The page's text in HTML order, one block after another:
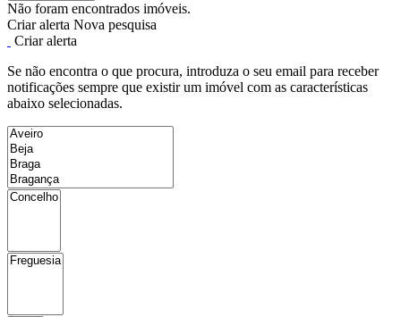
Não foram encontrados imóveis.
Criar alerta Nova pesquisa
Criar alerta
Se não encontra o que procura, introduza o seu email para receber
notificações sempre que existir um imóvel com as características
abaixo selecionadas.